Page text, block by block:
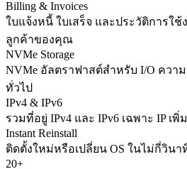
Billing & Invoices
ใบแจ้งหนี้ ใบเสร็จ และประวัติการใ
ลูกค้าของคุณ
NVMe Storage
NVMe อัลตราฟาสต์สำหรับ I/O ควา
ทั่วไป
IPv4 & IPv6
รวมที่อยู่ IPv4 และ IPv6 เฉพาะ IP เ
Instant Reinstall
ติดตั้งใหม่หรือเปลี่ยน OS ในไม่กี่วินา
20+